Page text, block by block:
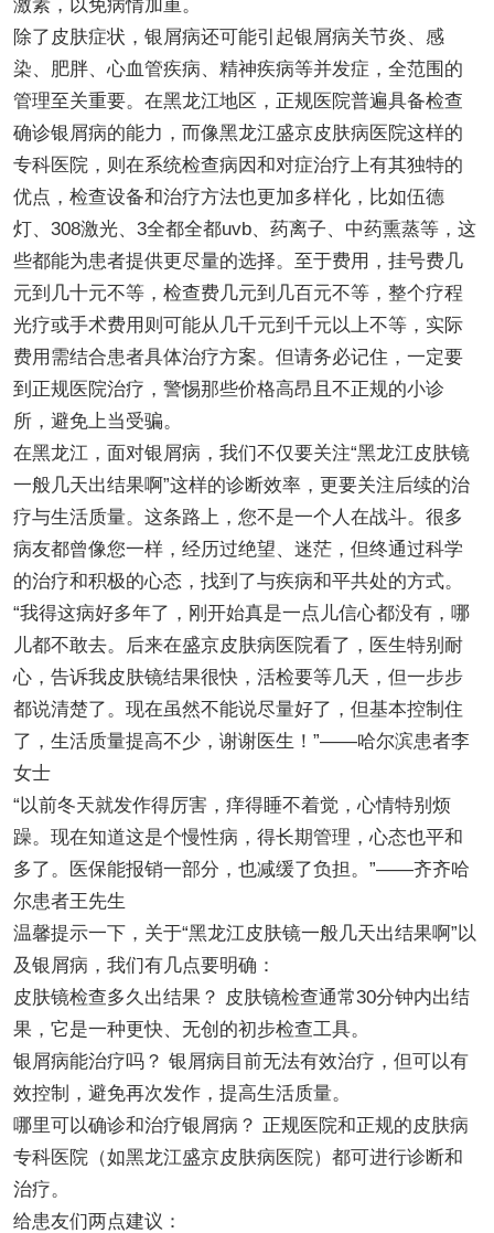
激素，以免病情加重。
除了皮肤症状，银屑病还可能引起银屑病关节炎、感
染、肥胖、心血管疾病、精神疾病等并发症，全范围的
管理至关重要。在黑龙江地区，正规医院普遍具备检查
确诊银屑病的能力，而像黑龙江盛京皮肤病医院这样的
专科医院，则在系统检查病因和对症治疗上有其独特的
优点，检查设备和治疗方法也更加多样化，比如伍德
灯、308激光、3全都全都uvb、药离子、中药熏蒸等，这
些都能为患者提供更尽量的选择。至于费用，挂号费几
元到几十元不等，检查费几元到几百元不等，整个疗程
光疗或手术费用则可能从几千元到千元以上不等，实际
费用需结合患者具体治疗方案。但请务必记住，一定要
到正规医院治疗，警惕那些价格高昂且不正规的小诊
所，避免上当受骗。
在黑龙江，面对银屑病，我们不仅要关注“黑龙江皮肤镜
一般几天出结果啊”这样的诊断效率，更要关注后续的治
疗与生活质量。这条路上，您不是一个人在战斗。很多
病友都曾像您一样，经历过绝望、迷茫，但终通过科学
的治疗和积极的心态，找到了与疾病和平共处的方式。
“我得这病好多年了，刚开始真是一点儿信心都没有，哪
儿都不敢去。后来在盛京皮肤病医院看了，医生特别耐
心，告诉我皮肤镜结果很快，活检要等几天，但一步步
都说清楚了。现在虽然不能说尽量好了，但基本控制住
了，生活质量提高不少，谢谢医生！”——哈尔滨患者李
女士
“以前冬天就发作得厉害，痒得睡不着觉，心情特别烦
躁。现在知道这是个慢性病，得长期管理，心态也平和
多了。医保能报销一部分，也减缓了负担。”——齐齐哈
尔患者王先生
温馨提示一下，关于“黑龙江皮肤镜一般几天出结果啊”以
及银屑病，我们有几点要明确：
皮肤镜检查多久出结果？ 皮肤镜检查通常30分钟内出结
果，它是一种更快、无创的初步检查工具。
银屑病能治疗吗？ 银屑病目前无法有效治疗，但可以有
效控制，避免再次发作，提高生活质量。
哪里可以确诊和治疗银屑病？ 正规医院和正规的皮肤病
专科医院（如黑龙江盛京皮肤病医院）都可进行诊断和
治疗。
给患友们两点建议：